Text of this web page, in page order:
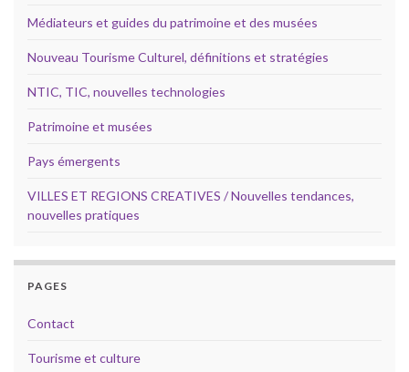
Médiateurs et guides du patrimoine et des musées
Nouveau Tourisme Culturel, définitions et stratégies
NTIC, TIC, nouvelles technologies
Patrimoine et musées
Pays émergents
VILLES ET REGIONS CREATIVES / Nouvelles tendances,
nouvelles pratiques
PAGES
Contact
Tourisme et culture